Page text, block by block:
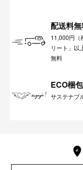
配送料
11,000円（
リート」以
無料
ECO梱包
サステナブ